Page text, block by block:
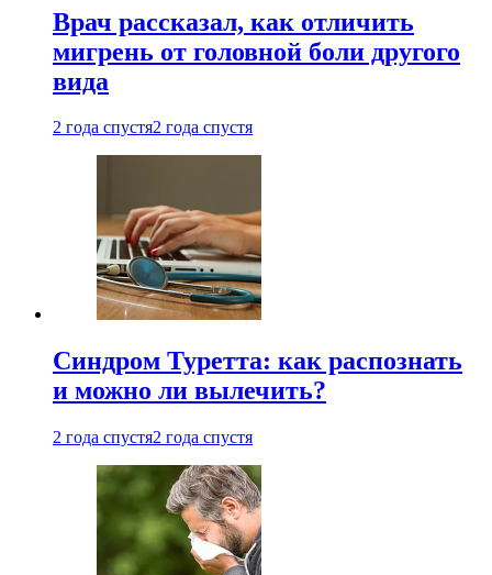
Врач рассказал, как отличить
мигрень от головной боли другого
вида
2 года спустя2 года спустя
Синдром Туретта: как распознать
и можно ли вылечить?
2 года спустя2 года спустя